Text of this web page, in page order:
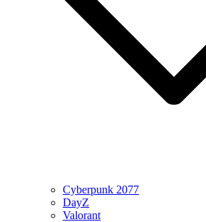
Cyberpunk 2077
DayZ
Valorant